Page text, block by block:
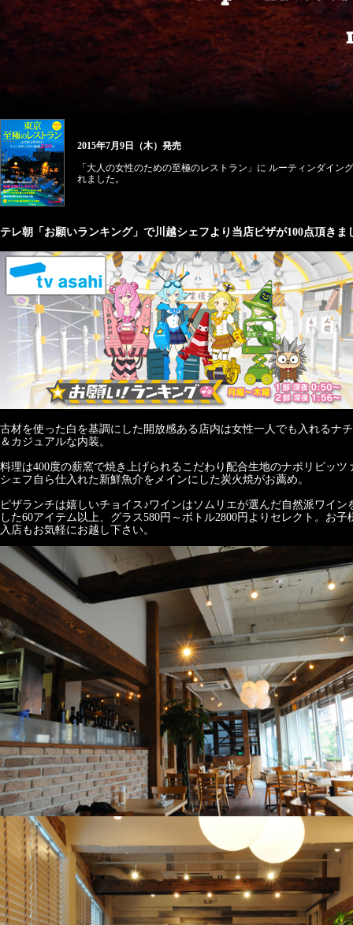
2015年7月9日（木）発売
「大人の女性のための至極のレストラン」に ルーティンダイン
れました。
テレ朝「お願いランキング」で川越シェフより当店ピザが100点頂きま
古材を使った白を基調にした開放感ある店内は女性一人でも入れるナ
＆カジュアルな内装。
料理は400度の薪窯で焼き上げられるこだわり配合生地のナポリピッツ
シェフ自ら仕入れた新鮮魚介をメインにした炭火焼がお薦め。
ピザランチは嬉しいチョイス♪ワインはソムリエが選んだ自然派ワイン
した60アイテム以上、グラス580円～ボトル2800円よりセレクト。お子
入店もお気軽にお越し下さい。